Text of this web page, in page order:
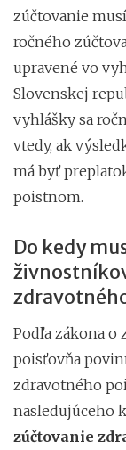
zúčtovanie
ročného
upravené vo
Slovenskej
vyhlášky sa
vtedy, ak
má byť
poistnom.
Do kedy
Podľa zákona
poisťovňa
zdravotného
nasledujúceho
zúčtovanie